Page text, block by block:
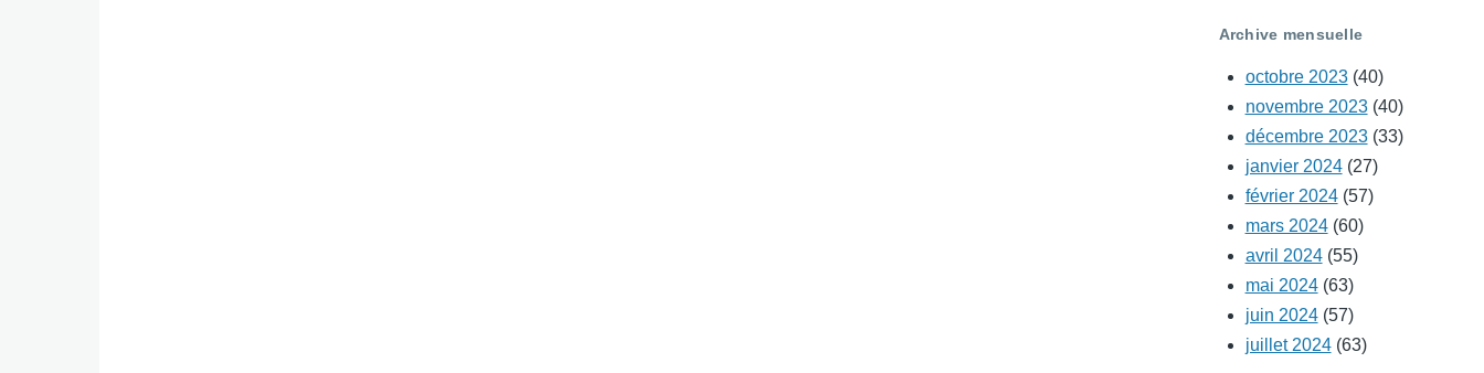
Archive mensuelle
octobre 2023(40)
novembre 2023(40)
décembre 2023(33)
janvier 2024(27)
février 2024(57)
mars 2024(60)
avril 2024(55)
mai 2024(63)
juin 2024(57)
juillet 2024(63)